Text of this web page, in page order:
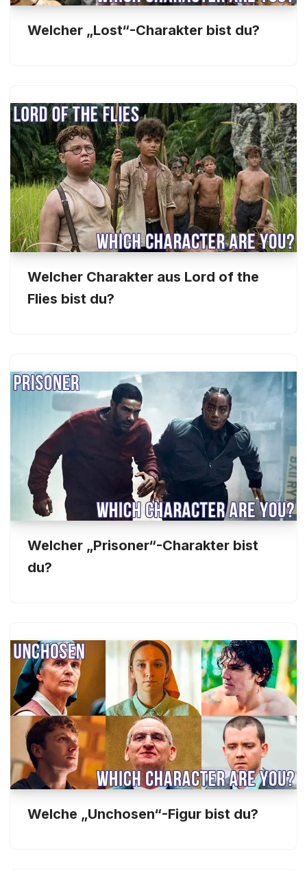
Welcher „Lost“-Charakter bist du?
Welcher Charakter aus Lord of the
Flies bist du?
Welcher „Prisoner“-Charakter bist
du?
Welche „Unchosen“-Figur bist du?